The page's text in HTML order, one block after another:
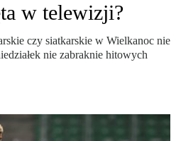
w telewizji?
czy siatkarskie w Wielkanoc nie
nie zabraknie hitowych